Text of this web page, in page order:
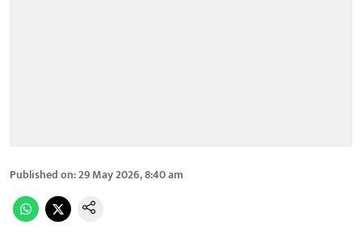
Published on:29 May 2026, 8:40 am